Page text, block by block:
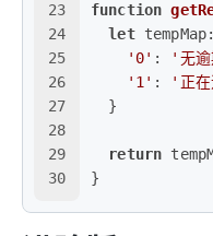
23
24
25
26
27
28
29
30
function
let tempMap
'0' : '无
'1' :
'正在
  }
return
}